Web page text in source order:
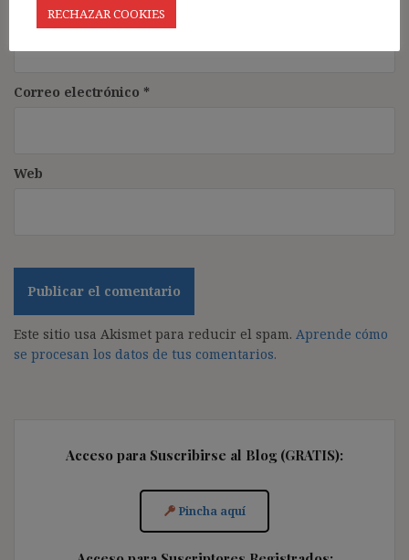
Nombre*
Correo electrónico *
Web
Este sitio usa Akismet para reducir el spam. Aprende cómo
se procesan los datos de tus comentarios.
Acceso para Suscribirse al Blog (GRATIS):
Pincha aquí
RECHAZAR COOKIES